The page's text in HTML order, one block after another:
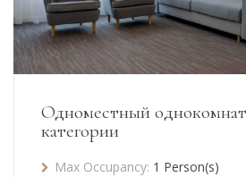
Одноместный
категории
Max Occupancy: 1 Person(s)